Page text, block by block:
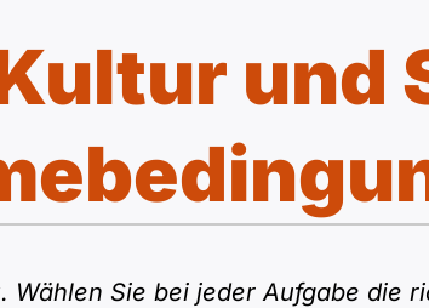
und
Wählen Sie bei jeder Aufgabe die